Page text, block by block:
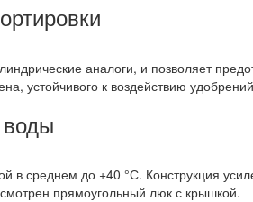
аналоги, и позволяет
устойчивого к воздействию
в среднем до +40 °С. Конструкция
прямоугольный люк с крышкой.